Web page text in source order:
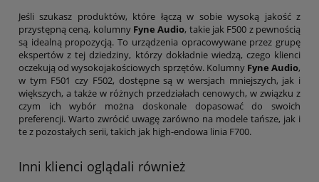
Jeśli szukasz produktów, które łączą w sobie wysoką jakość z
przystępną ceną, kolumny Fyne Audio, takie jak F500 z pewnością
są idealną propozycją. To urządzenia opracowywane przez grupę
ekspertów z tej dziedziny, którzy dokładnie wiedzą, czego klienci
oczekują od wysokojakościowych sprzętów. Kolumny Fyne Audio,
w tym F501 czy F502, dostępne są w wersjach mniejszych, jak i
większych, a także w różnych przedziałach cenowych, w związku z
czym ich wybór można doskonale dopasować do swoich
preferencji. Warto zwrócić uwagę zarówno na modele tańsze, jak i
te z pozostałych serii, takich jak high-endowa linia F700.
Inni klienci oglądali również